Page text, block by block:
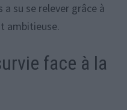
su se relever grâce à
ambitieuse.
face à la